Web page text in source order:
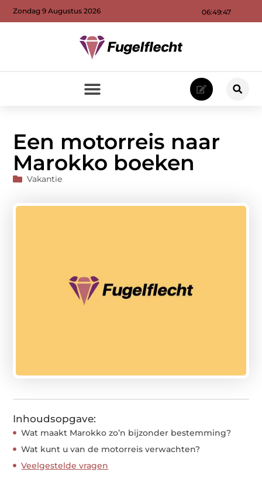
06:49:48
Zondag 9 Augustus 2026
Een motorreis naar
Marokko boeken
Vakantie
Inhoudsopgave:
Wat maakt Marokko zo’n bijzonder bestemming?
Wat kunt u van de motorreis verwachten?
Veelgestelde vragen